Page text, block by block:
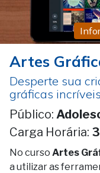
Artes
Desperte sua
gráficas
Público:
Carga Horária:
No curso Artes
a utilizar as